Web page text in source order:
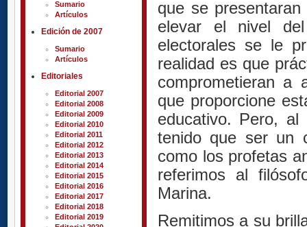
Sumario
Artículos
Edición de 2007
Sumario
Artículos
Editoriales
Editorial 2007
Editorial 2008
Editorial 2009
Editorial 2010
Editorial 2011
Editorial 2012
Editorial 2013
Editorial 2014
Editorial 2015
Editorial 2016
Editorial 2017
Editorial 2018
Editorial 2019
que se
elevar el nivel
electorales se le
realidad es que
comprometieran a
que proporcione
educativo. Pero,
tenido que ser un
como los profetas
referimos al
Marina.
Remitimos a su